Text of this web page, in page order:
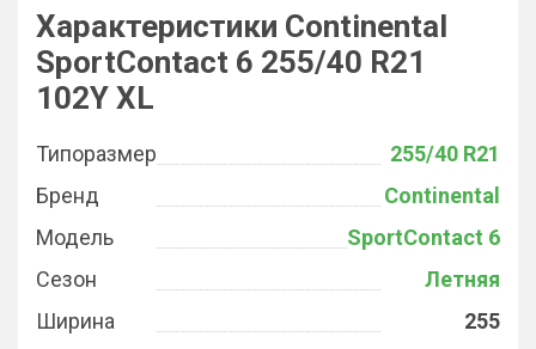
Характеристики Continental
SportContact 6 255/40 R21
102Y XL
Типоразмер
255/40 R21
Бренд
Continental
Модель
SportContact 6
Сезон
Летняя
Ширина
255